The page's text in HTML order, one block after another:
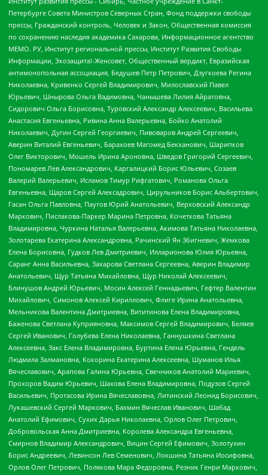
Петербурге Совета Министров Северных Стран, Фонд поддержки свободы
прессы, Гражданский контроль, Человек и Закон, Общественная комиссия
по сохранению наследия академика Сахарова, Информационное агентство
МЕМО. РУ, Институт региональной прессы, Институт Развития Свободы
Информации, Экозащита!-Женсовет, Общественный вердикт, Евразийская
антимонопольная ассоциация, Бедушев Петр Петрович, Дзугкоева Регина
Николаевна, Кривенко Сергей Владимирович, Милославский Павел
Юрьевич, Шнырова Ольга Вадимовна, Чанышева Лилия Айратовна,
Сидорович Ольга Борисовна, Туровский Александр Алексеевич, Васильева
Анастасия Евгеньевна, Ривина Анна Валерьевна, Бойко Анатолий
Николаевич, Дугин Сергей Георгиевич, Пивоваров Андрей Сергеевич,
Аверин Виталий Евгеньевич, Барахоев Магомед Бекханович, Шарипков
Олег Викторович, Мошель Ирина Ароновна, Шведов Григорий Сергеевич,
Пономарев Лев Александрович, Каргалицкий Борис Юльевич, Созаев
Валерий Валерьевич, Исламов Тимур Рифгатович, Романова Ольга
Евгеньевна, Щаров Сергей Алексадрович, Цирульников Борис Альбертович,
Гасан Ольга Павловна, Паутов Юрий Анатольевич, Верховский Александр
Маркович, Пислакова-Паркер Марина Петровна, Кочеткова Татьяна
Владимировна, Чуркина Наталья Валерьевна, Акимова Татьяна Николаевна,
Золотарева Екатерина Александровна, Рачинский Ян Збигневич, Жемкова
Елена Борисовна, Гудков Лев Дмитриевич, Илларионова Юлия Юрьевна,
Саранг Анна Васильевна, Захарова Светлана Сергеевна, Аверин Владимир
Анатольевич, Щур Татьяна Михайловна, Щур Николай Алексеевич,
Блинушов Андрей Юрьевич, Мосин Алексей Геннадьевич, Гефтер Валентин
Михайлович, Симонов Алексей Кириллович, Флиге Ирина Анатольевна,
Мельникова Валентина Дмитриевна, Вититинова Елена Владимировна,
Баженова Светлана Куприяновна, Максимов Сергей Владимирович, Беляев
Сергей Иванович, Голубева Елена Николаевна, Ганнушкина Светлана
Алексеевна, Закс Елена Владимировна, Буртина Елена Юрьевна, Гендель
Людмила Залмановна, Кокорина Екатерина Алексеевна, Шуманов Илья
Вячеславович, Арапова Галина Юрьевна, Свечников Анатолий Мариевич,
Прохоров Вадим Юрьевич, Шахова Елена Владимировна, Подузов Сергей
Васильевич, Протасова Ирина Вячеславовна, Литинский Леонид Борисович,
Лукашевский Сергей Маркович, Бахмин Вячеслав Иванович, Шабад
Анатолий Ефимович, Сухих Дарья Николаевна, Орлов Олег Петрович,
Добровольская Анна Дмитриевна, Королева Александра Евгеньевна,
Смирнов Владимир Александрович, Вицин Сергей Ефимович, Золотухин
Борис Андреевич, Левинсон Лев Семенович, Локшина Татьяна Иосифовна,
Орлов Олег Петрович, Полякова Мара Федоровна, Резник Генри Маркович,